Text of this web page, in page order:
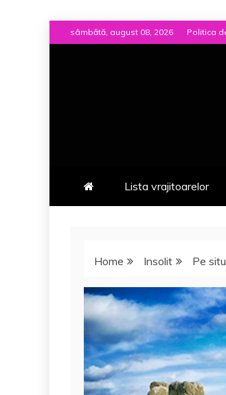
to
sâmbătă, august 08, 2026 Politica
Lista vrajitoarelor
Home Insolit Pe